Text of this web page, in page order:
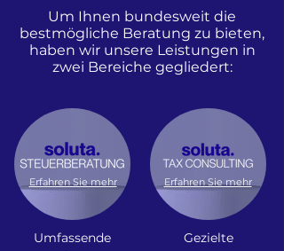
Um Ihnen bundesweit die
bestmögliche Beratung zu bieten,
haben wir unsere Leistungen in
zwei Bereiche gegliedert:
Erfahren Sie mehr Erfahren Sie mehr
Umfassende
Gezielte